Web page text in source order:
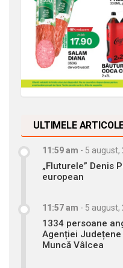
ULTIMELE
11:59 am - 5 august,
„Fluturele” Denis
european
11:57 am - 5 august,
1334 persoane
Agenției
Muncă Vâlcea